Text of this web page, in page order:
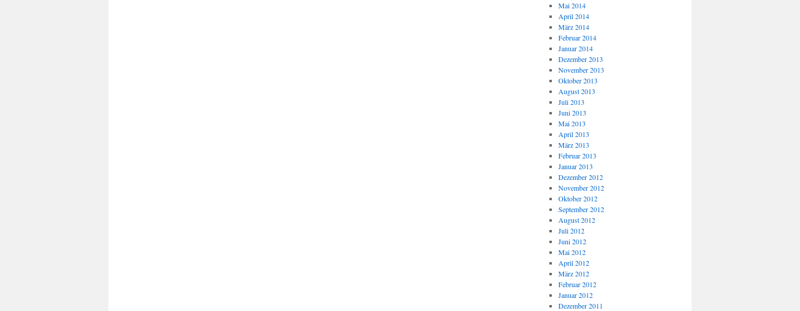
Mai 2014
April 2014
März 2014
Februar 2014
Januar 2014
Dezember 2013
November 2013
Oktober 2013
August 2013
Juli 2013
Juni 2013
Mai 2013
April 2013
März 2013
Februar 2013
Januar 2013
Dezember 2012
November 2012
Oktober 2012
September 2012
August 2012
Juli 2012
Juni 2012
Mai 2012
April 2012
März 2012
Februar 2012
Januar 2012
Dezember 2011